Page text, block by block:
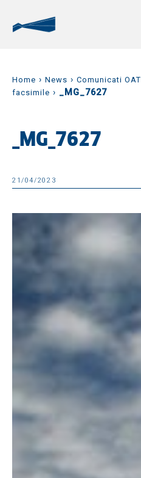
Home › News › Comunicati OAT
facsimile › _MG_7627
_MG_7627
21/04/2023